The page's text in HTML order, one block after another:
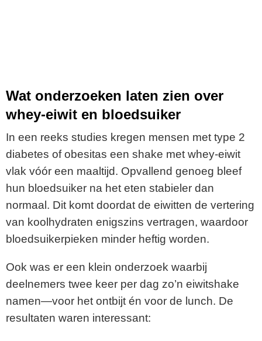
Wat onderzoeken laten zien over
whey-eiwit en bloedsuiker
In een reeks studies kregen mensen met type 2
diabetes of obesitas een shake met whey-eiwit
vlak vóór een maaltijd. Opvallend genoeg bleef
hun bloedsuiker na het eten stabieler dan
normaal. Dit komt doordat de eiwitten de vertering
van koolhydraten enigszins vertragen, waardoor
bloedsuikerpieken minder heftig worden.
Ook was er een klein onderzoek waarbij
deelnemers twee keer per dag zo’n eiwitshake
namen—voor het ontbijt én voor de lunch. De
resultaten waren interessant: